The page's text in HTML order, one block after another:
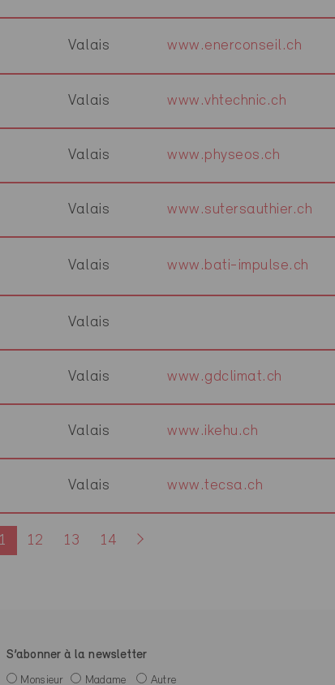
Valais www.enerconseil.ch
Valais www.vhtechnic.ch
Valais www.physeos.ch
Valais www.sutersauthier.ch
Valais www.bati-impulse.ch
Valais
Valais www.gdclimat.ch
Valais www.ikehu.ch
Valais www.tecsa.ch
12 13 14
S’abonner à la newsletter
Monsieur Madame Autre